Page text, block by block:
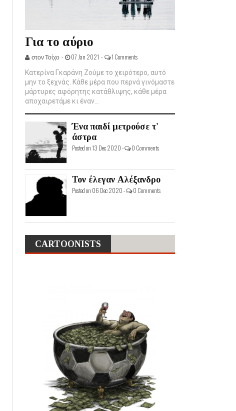
Για το αύριο
στον Τοίχο - 07 Jan 2021 - 1 Comments
Κατερίνα Γκαράνη Ζούμε το χειρότερο, αυτό
μην το ξεχνάς. Κάθε μέρα που περνά γινόμαστε
μάρτυρες αφόρητης κατάθλιψης, κάθε μέρα
αποχαιρετάμε κι έναν...
Ένα παιδί μετρούσε τ'
άστρα
Posted on 13 Dec 2020 - 0 Comments
Τον έλεγαν Αλέξανδρο
Posted on 06 Dec 2020 - 0 Comments
CARTOONISTS